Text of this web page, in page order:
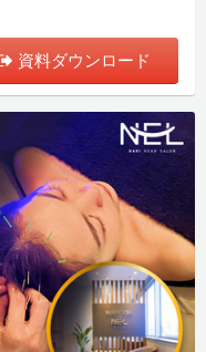
資料ダウンロード